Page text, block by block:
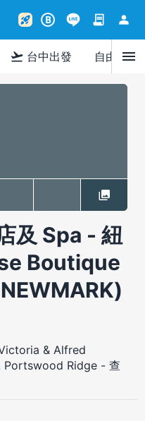
rocket_launch B contract person
flight_takeoff 台中出發 自由行menu
及 Spa - 紐
Boutique
& Alfred
Ridge - 查